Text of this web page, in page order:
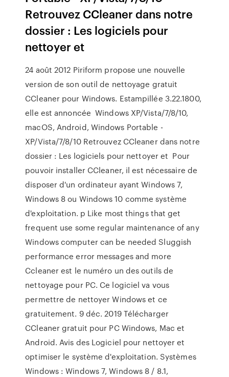
Retrouvez CCleaner dans notre
dossier : Les logiciels pour
nettoyer et
24 août 2012 Piriform propose une nouvelle
version de son outil de nettoyage gratuit
CCleaner pour Windows. Estampillée 3.22.1800,
elle est annoncée Windows XP/Vista/7/8/10,
macOS, Android, Windows Portable -
XP/Vista/7/8/10 Retrouvez CCleaner dans notre
dossier : Les logiciels pour nettoyer et Pour
pouvoir installer CCleaner, il est nécessaire de
disposer d'un ordinateur ayant Windows 7,
Windows 8 ou Windows 10 comme système
d'exploitation. p Like most things that get
frequent use some regular maintenance of any
Windows computer can be needed Sluggish
performance error messages and more
Ccleaner est le numéro un des outils de
nettoyage pour PC. Ce logiciel va vous
permettre de nettoyer Windows et ce
gratuitement. 9 déc. 2019 Télécharger
CCleaner gratuit pour PC Windows, Mac et
Android. Avis des Logiciel pour nettoyer et
optimiser le système d'exploitation. Systèmes
Windows : Windows 7, Windows 8 / 8.1,